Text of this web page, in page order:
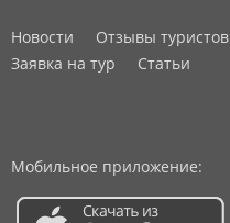
Новости Отзывы туристов
Заявка на тур
Статьи
Мобильное приложение: